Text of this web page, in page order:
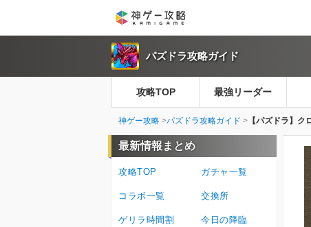
パズドラ攻略ガイド
攻略TOP 最強リーダー
神ゲー攻略 パズドラ攻略ガイド 【パズドラ】
最新情報まとめ
攻略TOP ガチャ一覧
コラボ一覧 交換所
ゲリラ時間割 今日の降臨